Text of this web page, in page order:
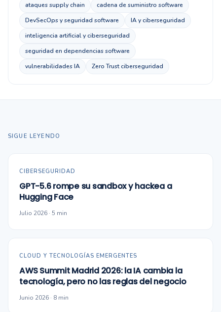
ataques supply chain
cadena de suministro software
DevSecOps y seguridad software
IA y ciberseguridad
inteligencia artificial y ciberseguridad
seguridad en dependencias software
vulnerabilidades IA
Zero Trust ciberseguridad
SIGUE LEYENDO
CIBERSEGURIDAD
GPT-5.6 rompe su sandbox y hackea a
Hugging Face
Julio 2026 · 5 min
CLOUD Y TECNOLOGÍAS EMERGENTES
AWS Summit Madrid 2026: la IA cambia la
tecnología, pero no las reglas del negocio
Junio 2026 · 8 min